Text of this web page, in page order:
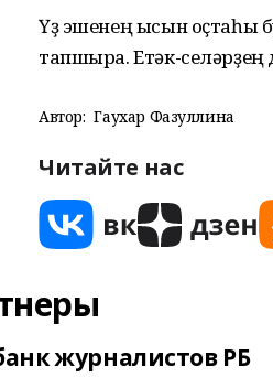
Үҙ эшенең ысын оҫтаһы
тапшыра. Етәк-
Автор: Гаухар Фазуллина
Читайте нас
журналистов РБ